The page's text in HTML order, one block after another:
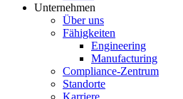
Unternehmen
Über uns
Fähigkeiten
Engineering
Manufacturing
Compliance-Zentrum
Standorte